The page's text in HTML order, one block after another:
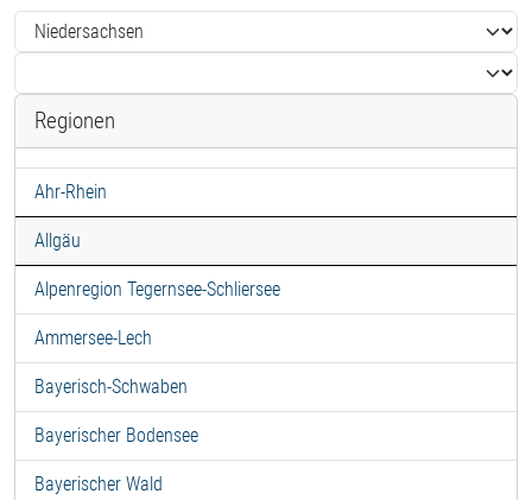
Regionen
Ahr-Rhein
Allgäu
Alpenregion Tegernsee-Schliersee
Ammersee-Lech
Bayerisch-Schwaben
Bayerischer Bodensee
Bayerischer Wald